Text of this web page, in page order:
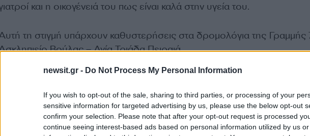
newsit.gr - Do Not Process My Personal Information
If you wish to opt-out of the sale, sharing to third parties, or processing of your
sensitive information for targeted advertising by us, please use the below opt-out
confirm your selection. Please note that after your opt-out request is processed
continue seeing interest-based ads based on personal information utilized by us
και η οικογένειά του πως είναι καλά στην υγεία του.
τη στιγμή υπάρχουν καθυστερήσεις στα δρομολόγια της Γραμμής
Βούλας – Αγία Τριάδα Πειραιά.